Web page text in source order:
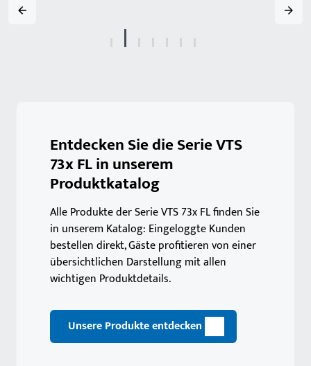
Entdecken Sie die Serie VTS
73x FL in unserem
Produktkatalog
Alle Produkte der Serie VTS 73x FL finden Sie
in unserem Katalog: Eingeloggte Kunden
bestellen direkt, Gäste profitieren von einer
übersichtlichen Darstellung mit allen
wichtigen Produktdetails.
Unsere Produkte entdecken